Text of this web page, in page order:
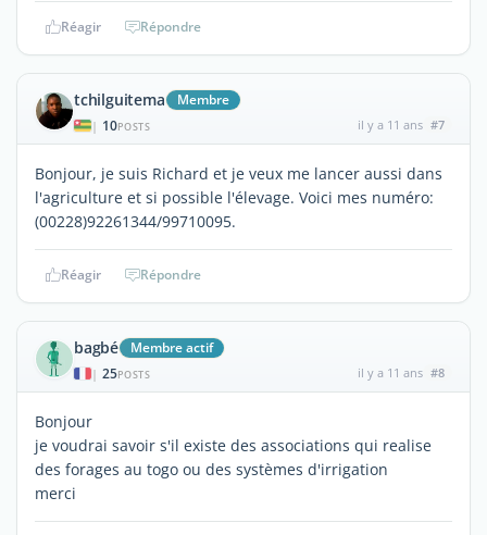
Réagir Répondre
tchilguitema Membre
| 10POSTS il y a 11 ans #7
Bonjour, je suis Richard et je veux me lancer aussi dans
l'agriculture et si possible l'élevage. Voici mes numéro:
(00228)92261344/99710095.
Réagir Répondre
bagbé Membre actif
| 25POSTS il y a 11 ans #8
Bonjour
je voudrai savoir s'il existe des associations qui realise
des forages au togo ou des systèmes d'irrigation
merci